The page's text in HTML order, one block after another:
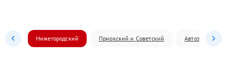
Нижегородский Приокский и Советский Автозаводский